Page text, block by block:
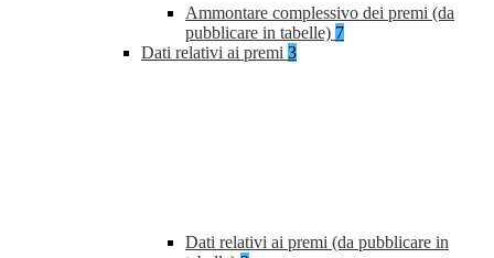
Ammontare complessivo dei premi (da
pubblicare in tabelle) 7
Dati relativi ai premi 3
Dati relativi ai premi (da pubblicare in